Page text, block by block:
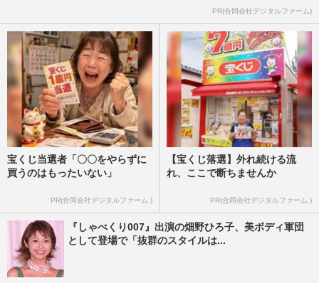
PR(合同会社デジタルファーム)
宝くじ当選者「〇〇をやらずに
買うのはもったいない」
PR(合同会社デジタルファーム )
【宝くじ落選】外れ続ける流
れ、ここで断ちませんか
PR(合同会社デジタルファーム )
『しゃべくり007』出演の畑野ひろ子、美ボディ軍団
として登場で「抜群のスタイルは...